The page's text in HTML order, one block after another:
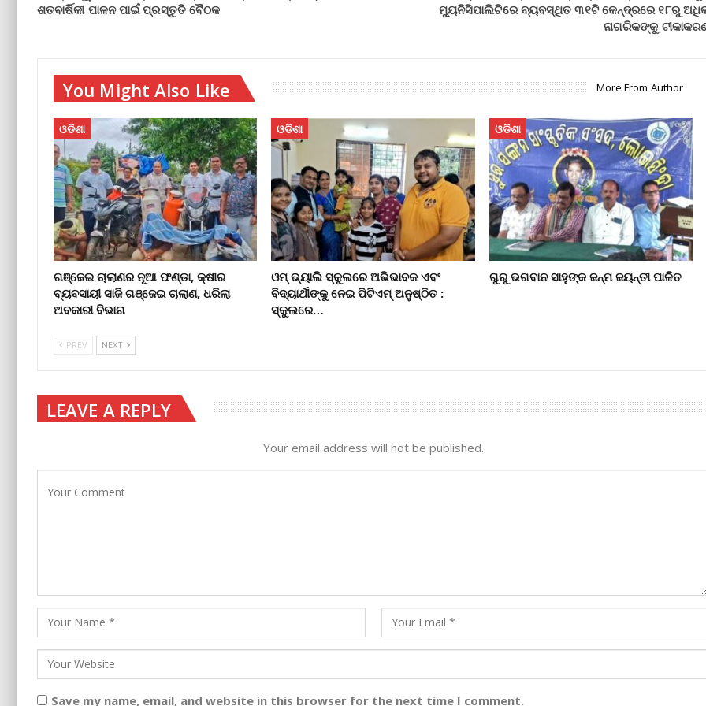
ଶତବାର୍ଷିକୀ ପାଳନ ପାଇଁ ପ୍ରସ୍ତୁତି ବୈଠକ
ମ୍ୟୁନିସିପାଲିଟିରେ ବ୍ୟବସ୍ଥିତ ୩୧ଟି କେନ୍ଦ୍ରରେ ୧୮ରୁ
ନାଗରିକଙ୍କୁ
You Might Also Like More From Author
ଓଡିଶା
ଗଞ୍ଜେଇ ଚାଲାଣର ନୂଆ ଫଣ୍ଡା, କ୍ଷୀର
ବ୍ୟବସାୟୀ ସାଜି ଗଞ୍ଜେଇ ଚାଲାଣ, ଧରିଲା
ଅବକାରୀ ବିଭାଗ
ଓଡିଶା
ଓମ୍‌ ଭ୍ୟାଲି ସ୍କୁଲରେ ଅଭିଭାବକ ଏବଂ
ବିଦ୍ୟାର୍ଥୀଙ୍କୁ ନେଇ ପିଟିଏମ୍‌ ଅନୁଷ୍ଠିତ :
ସ୍କୁଲରେ…
ଓଡିଶା
ଗୁରୁ ଭଗବାନ ସାହୁଙ୍କ ଜନ୍ମ ଜୟନ୍ତୀ ପାଳିତ
PREV NEXT
LEAVE A REPLY
Your email address will not be published.
Save my name, email, and website in this browser for the next time I comment.